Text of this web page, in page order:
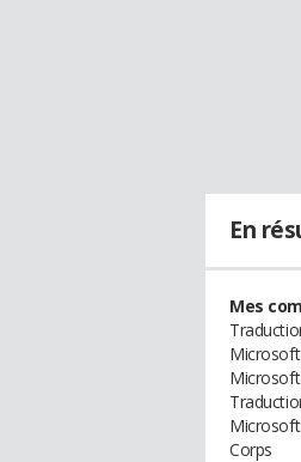
En
Mes
Microsoft
Corps